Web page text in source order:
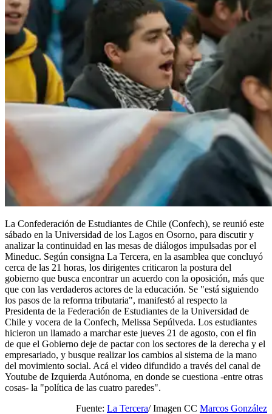
La Confederación de Estudiantes de Chile (Confech), se reunió este
sábado en la Universidad de los Lagos en Osorno, para discutir y
analizar la continuidad en las mesas de diálogos impulsadas por el
Mineduc. Según consigna La Tercera, en la asamblea que concluyó
cerca de las 21 horas, los dirigentes criticaron la postura del
gobierno que busca encontrar un acuerdo con la oposición, más que
que con las verdaderos actores de la educación. Se "está siguiendo
los pasos de la reforma tributaria", manifestó al respecto la
Presidenta de la Federación de Estudiantes de la Universidad de
Chile y vocera de la Confech, Melissa Sepúlveda. Los estudiantes
hicieron un llamado a marchar este jueves 21 de agosto, con el fin
de que el Gobierno deje de pactar con los sectores de la derecha y el
empresariado, y busque realizar los cambios al sistema de la mano
del movimiento social. Acá el video difundido a través del canal de
Youtube de Izquierda Autónoma, en donde se cuestiona -entre otras
cosas- la "política de las cuatro paredes".
Fuente: La Tercera/ Imagen CC Marcos González